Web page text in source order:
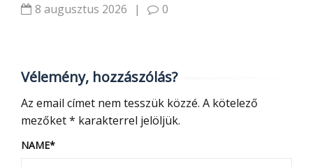
8 augusztus 2026
| 0
Vélemény, hozzászólás?
Az email címet nem tesszük közzé. A kötelező
mezőket* karakterrel jelöljük.
NAME*